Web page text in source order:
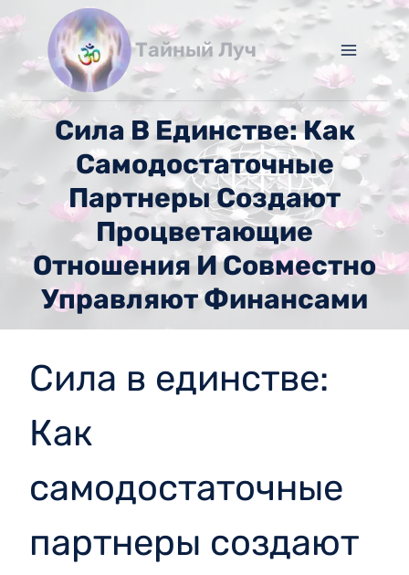
к
содержимому
Тайный Луч
Сила В Единстве: Как
Самодостаточные
Партнеры Создают
Процветающие
Отношения И Совместно
Управляют Финансами
Сила в единстве:
Как
самодостаточные
партнеры создают